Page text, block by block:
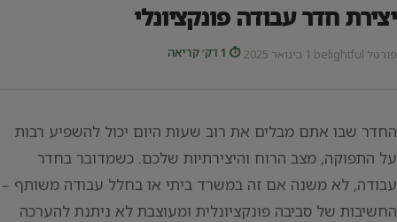
יצירת חדר עבודה פונקציונלי
פורטל belightful 1 בינואר 2025 ⏱ 1 דק׳ קריאה
החדר שבו אתם מבלים את רוב שעות היום יכול להשפיע רבות
על התפוקה, מצב הרוח והיצירתיות שלכם. כשמדובר בחדר
עבודה, לא משנה אם זה במשרד ביתי או בחלל עבודה משותף –
החשיבות של סביבה פונקציונלית ומעוצבת לא ניתנת להערכה